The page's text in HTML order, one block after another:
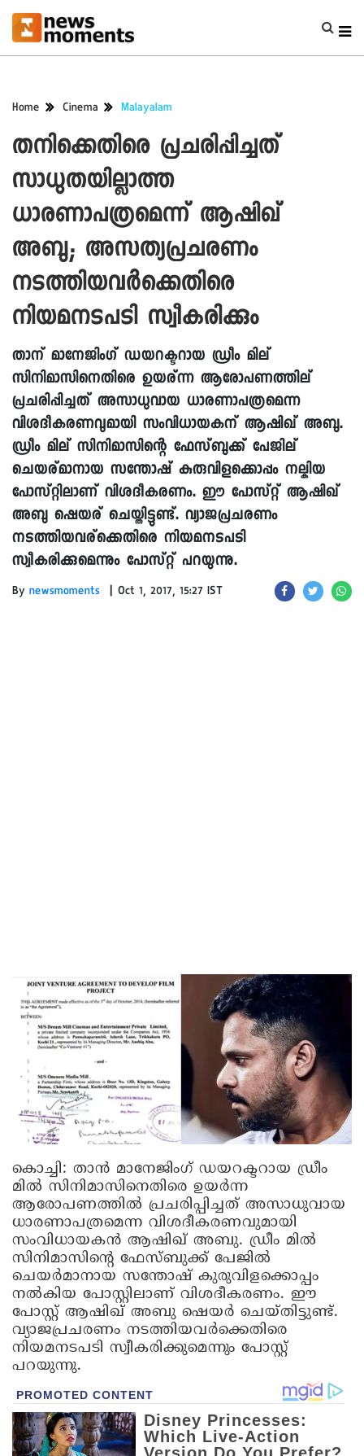
Home Cinema Malayalam
തനിക്കെതിരെ പ്രചരിപ്പിച്ചത്
സാധുതയില്ലാത്ത
ധാരണാപത്രമെന്ന് ആഷിഖ്
അബു; അസത്യപ്രചരണം
നടത്തിയവര്‍ക്കെതിരെ
നിയമനടപടി സ്വീകരിക്കും
താന് മാനേജിംഗ് ഡയറക്ടറായ ഡ്രീം മില്
സിനിമാസിനെതിരെ ഉയര്ന്ന ആരോപണത്തില്
പ്രചരിപ്പിച്ചത് അസാധുവായ ധാരണാപത്രമെന്ന
വിശദീകരണവുമായി സംവിധായകന് ആഷിഖ് അബു.
ഡ്രീം മില് സിനിമാസിന്റെ ഫേസ്ബുക്ക് പേജില്
ചെയര്മാനായ സന്തോഷ് കുരുവിളക്കൊപ്പം നല്കിയ
പോസ്റ്റിലാണ് വിശദീകരണം. ഈ പോസ്റ്റ് ആഷിഖ്
അബു ഷെയര് ചെയ്തിട്ടുണ്ട്. വ്യാജപ്രചരണം
നടത്തിയവര്ക്കെതിരെ നിയമനടപടി
സ്വീകരിക്കുമെന്നും പോസ്റ്റ് പറയുന്നു.
By newsmoments | Oct 1, 2017, 15:27 IST
കൊച്ചി: താന്‍ മാനേജിംഗ് ഡയറക്ടറായ ഡ്രീം
മില്‍ സിനിമാസിനെതിരെ ഉയര്‍ന്ന
ആരോപണത്തില്‍ പ്രചരിപ്പിച്ചത് അസാധുവായ
ധാരണാപത്രമെന്ന വിശദീകരണവുമായി
സംവിധായകന്‍ ആഷിഖ് അബു. ഡ്രീം മില്‍
സിനിമാസിന്റെ ഫേസ്ബുക്ക് പേജില്‍
ചെയര്‍മാനായ സന്തോഷ് കുരുവിളക്കൊപ്പം
നല്‍കിയ പോസ്റ്റിലാണ് വിശദീകരണം. ഈ
പോസ്റ്റ് ആഷിഖ് അബു ഷെയര്‍ ചെയ്തിട്ടുണ്ട്.
വ്യാജപ്രചരണം നടത്തിയവര്‍ക്കെതിരെ
നിയമനടപടി സ്വീകരിക്കുമെന്നും പോസ്റ്റ്
പറയുന്നു.